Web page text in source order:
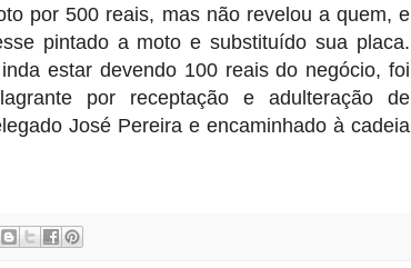
por 500 reais, mas não revelou a quem, e
pintado a moto e substituído sua placa.
estar devendo 100 reais do negócio, foi
por receptação e adulteração de
José Pereira e encaminhado à cadeia